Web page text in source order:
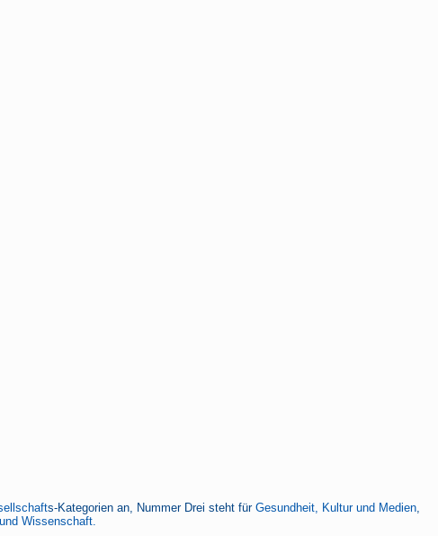
s-Kategorien an, Nummer Drei steht für Gesundheit, Kultur und Medien,
Wissenschaft.